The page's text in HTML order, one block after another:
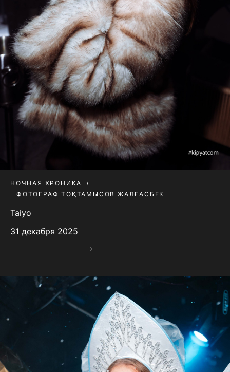
НОЧНАЯ ХРОНИКА
ФОТОГРАФ ТОҚТАМЫСОВ ЖАЛҒАСБЕК
Taiyo
31 декабря 2025